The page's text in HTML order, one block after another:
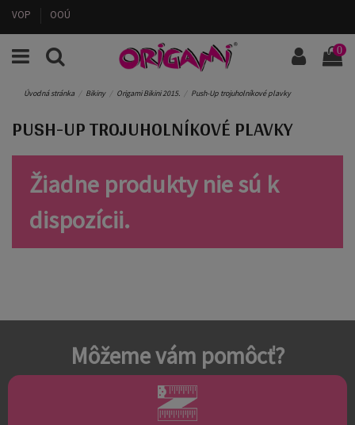
VOP OOÚ
0
Úvodná stránka Bikiny Origami Bikini 2015. Push-Up trojuholníkové plavky
PUSH-UP TROJUHOLNÍKOVÉ PLAVKY
Žiadne produkty nie sú k
dispozícii.
Môžeme vám pomôcť?